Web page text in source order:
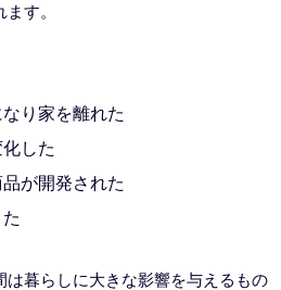
す。
り家を離れた
した
が開発された
は暮らしに大きな影響を与えるもの